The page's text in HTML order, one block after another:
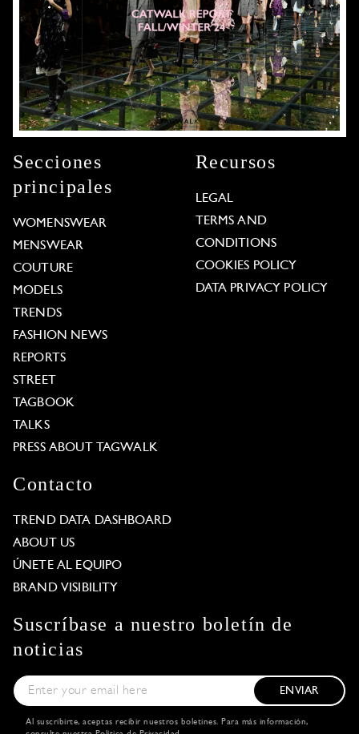
Secciones
principales
WOMENSWEAR
MENSWEAR
COUTURE
MODELS
TRENDS
FASHION NEWS
REPORTS
STREET
TAGBOOK
TALKS
PRESS ABOUT TAGWALK
Recursos
LEGAL
TERMS AND
CONDITIONS
COOKIES POLICY
DATA PRIVACY POLICY
Contacto
TREND DATA DASHBOARD
ABOUT US
ÚNETE AL EQUIPO
BRAND VISIBILITY
Suscríbase a nuestro boletín de
noticias
ENVIAR
Al suscribirte, aceptas recibir nuestros boletines. Para más información,